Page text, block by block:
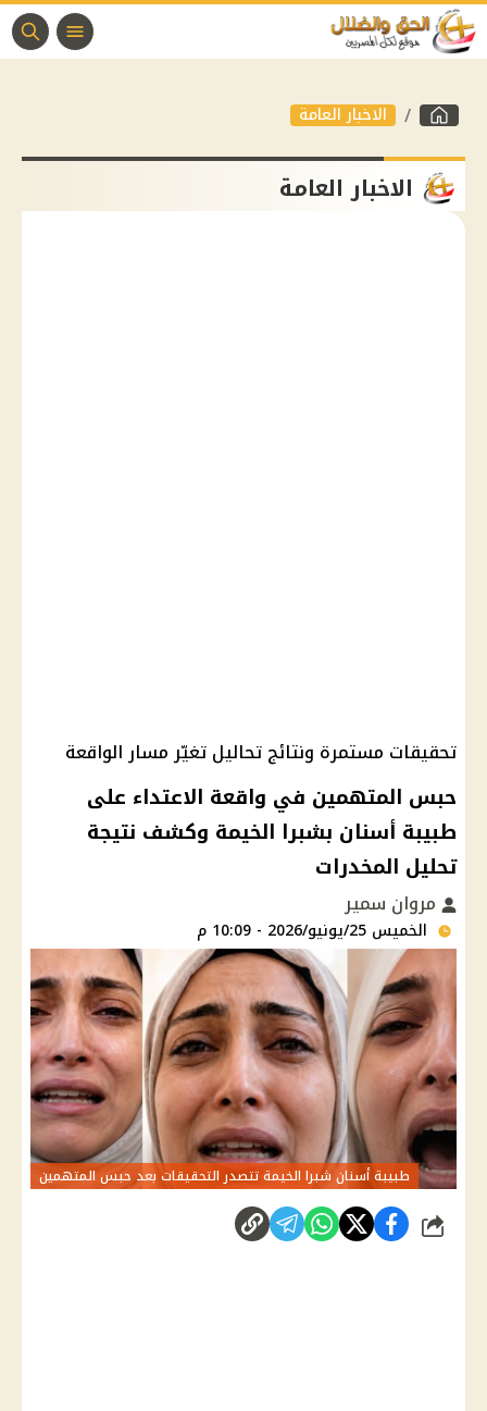
الاخبار العامة
الاخبار العامة
تحقيقات مستمرة ونتائج تحاليل تغيّر مسار الواقعة
حبس المتهمين في واقعة الاعتداء على
طبيبة أسنان بشبرا الخيمة وكشف نتيجة
تحليل المخدرات
مروان سمير
الخميس 25/يونيو/2026 - 10:09 م
طبيبة أسنان شبرا الخيمة تتصدر التحقيقات بعد حبس المتهمين
شارك